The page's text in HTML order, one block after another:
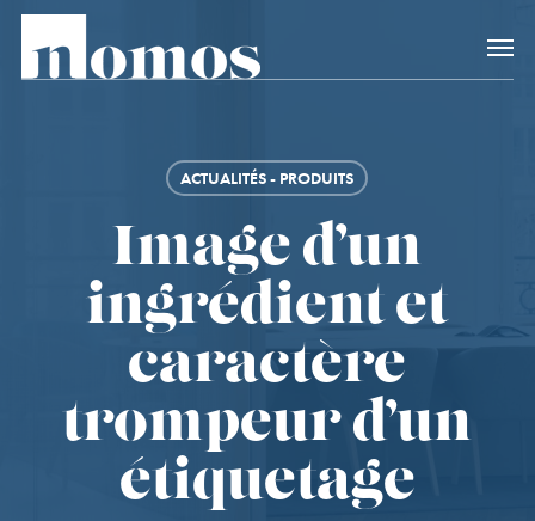
Skip
main
Accès rapide
ACTUALITÉS - PRODUITS
Image d’un
ingrédient et
caractère
trompeur d’un
étiquetage